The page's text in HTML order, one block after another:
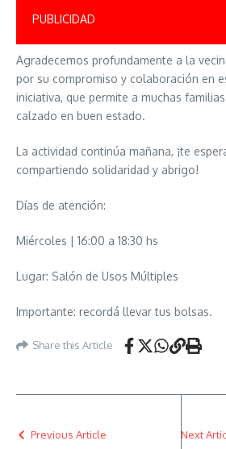
PUBLICIDAD
Agradecemos profundamente a la
por su compromiso y colaboración en
iniciativa, que permite a muchas
calzado en buen estado.
La actividad continúa mañana, ¡te
compartiendo solidaridad y abrigo!
Días de atención:
Miércoles | 16:00 a 18:30 hs
Lugar: Salón de Usos Múltiples
Importante: recordá llevar tus bolsas.
Share this Article
Previous Article Next